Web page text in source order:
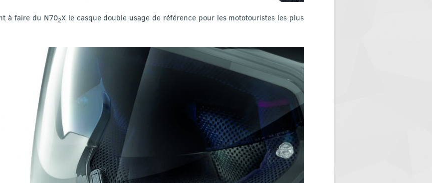
à faire du N702X le casque double usage de référence pour les mototouristes les plus